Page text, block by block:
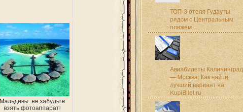
Мальдивы: не забудьте
взять фотоаппарат!
ТОП-3 отеля Гудауты
рядом с Центральным
пляжем
Авиабилеты Калининград
— Москва: Как найти
лучший вариант на
KupiBilet.ru